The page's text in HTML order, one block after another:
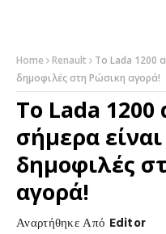
Home Renault
Το Lada 1200
δημοφιλές στη Ρώσικη αγορά!
Το Lada 1200
σήμερα
δημοφιλές
αγορά!
Αναρτήθηκε Από Editor